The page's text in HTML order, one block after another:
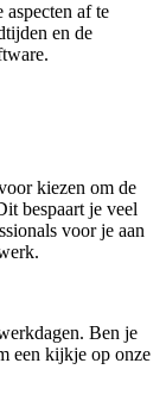
af te
en de
kiezen om de
bespaart je veel
voor je aan
Ben je
een kijkje op onze